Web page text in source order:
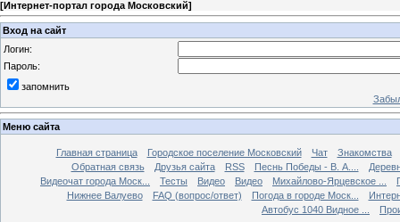
[Интернет-портал города Московский]
Вход на сайт
Логин:
Пароль:
запомнить
Меню сайта
Главная страница Городское поселение Московский Чат
Знакомства
Обратная связь
Друзья сайта RSS Песнь Победы - В. А....
Видеочат города Моск...
Тесты Видео Видео Михайлово-Ярцевское ...
Нижнее Валуево
FAQ (вопрос/ответ) Погода в городе Моск...
Автобус 1040 Видное ...